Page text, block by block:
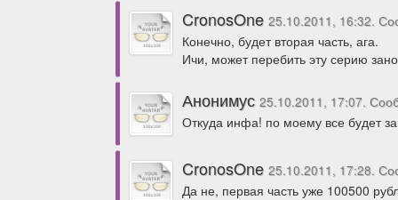
CronosOne 25.10.2011, 16:32.
Конечно, будет вторая часть, ага.
Ичи, может перебить эту серию
Анонимус 25.10.2011, 17:07.
Откуда инфа! по моему все будет
CronosOne 25.10.2011, 17:28.
Да не, первая часть уже 100500